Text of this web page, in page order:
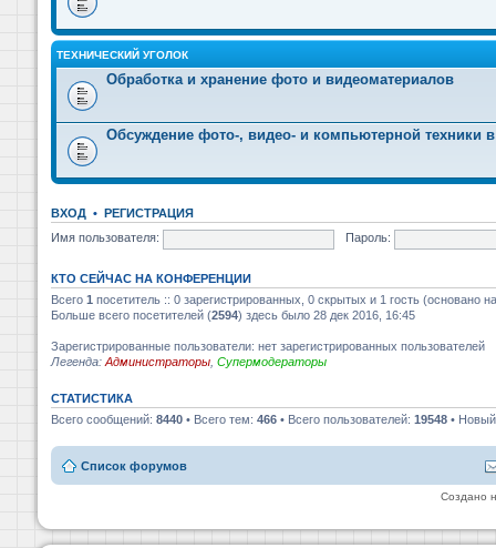
ТЕХНИЧЕСКИЙ УГОЛОК
Обработка и хранение фото и видеоматериалов
Обсуждение фото-, видео- и компьютерной техники в
ВХОД • РЕГИСТРАЦИЯ
Имя пользователя:
Пароль:
КТО СЕЙЧАС НА КОНФЕРЕНЦИИ
Всего 1 посетитель :: 0 зарегистрированных, 0 скрытых и 1 гость (основано
Больше всего посетителей (2594) здесь было 28 дек 2016, 16:45
Зарегистрированные пользователи: нет зарегистрированных пользователей
Легенда: Администраторы Супермодераторы
СТАТИСТИКА
Всего сообщений: 8440 • Всего тем: 466 • Всего пользователей: 19548 •
Список форумов
Создано